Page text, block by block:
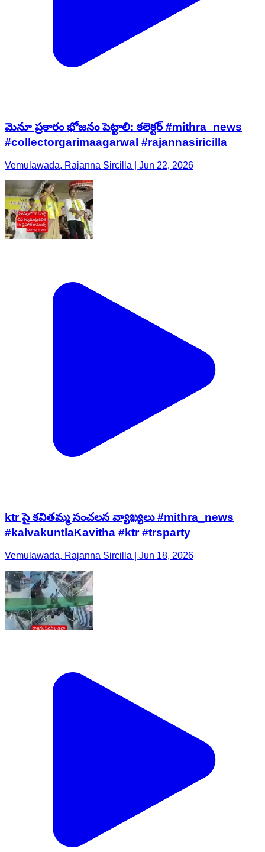
మెనూ ప్రకారం భోజనం పెట్టాలి: కలెక్టర్ #mithra_news
#collectorgarimaagarwal #rajannasiricilla
Vemulawada, Rajanna Sircilla | Jun 22, 2026
ktr పై కవితమ్మ సంచలన వ్యాఖ్యలు #mithra_news
#kalvakuntlaKavitha #ktr #trsparty
Vemulawada, Rajanna Sircilla | Jun 18, 2026